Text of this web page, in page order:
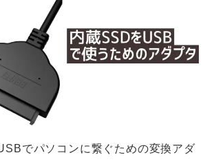
でパソコンに繋ぐための変換アダ